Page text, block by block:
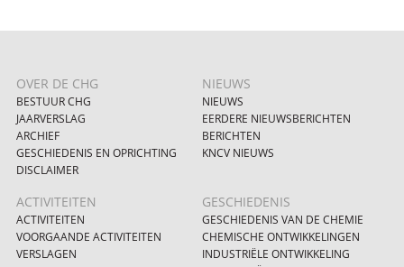
OVER DE CHG
BESTUUR CHG
JAARVERSLAG
ARCHIEF
GESCHIEDENIS EN OPRICHTING
DISCLAIMER
NIEUWS
NIEUWS
EERDERE NIEUWSBERICHTEN
BERICHTEN
KNCV NIEUWS
ACTIVITEITEN
ACTIVITEITEN
VOORGAANDE ACTIVITEITEN
VERSLAGEN
GESCHIEDENIS
GESCHIEDENIS VAN DE CHEMIE
CHEMISCHE ONTWIKKELINGEN
INDUSTRIËLE ONTWIKKELING